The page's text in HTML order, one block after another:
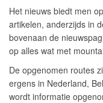
Het nieuws biedt men
artikelen, anderzijds in
bovenaan de
op alles wat met
De opgenomen routes
ergens in Nederland,
wordt informatie